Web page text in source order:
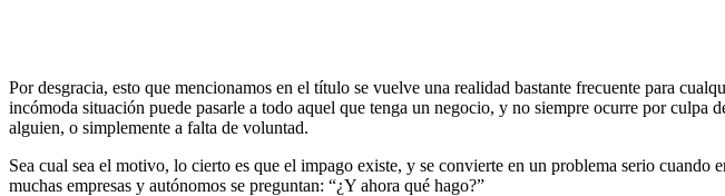
Por desgracia, esto que mencionamos en el título se vuelve una realidad bastante frecuente para
incómoda situación puede pasarle a todo aquel que tenga un negocio, y no siempre ocurre por culpa
alguien, o simplemente a falta de voluntad.
Sea cual sea el motivo, lo cierto es que el impago existe, y se convierte en un problema serio
muchas empresas y autónomos se preguntan: “¿Y ahora qué hago?”